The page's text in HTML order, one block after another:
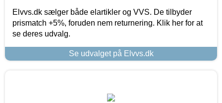
Elvvs.dk sælger både elartikler og VVS. De tilbyder
prismatch +5%, foruden nem returnering. Klik her for at
se deres udvalg.
Se udvalget på Elvvs.dk